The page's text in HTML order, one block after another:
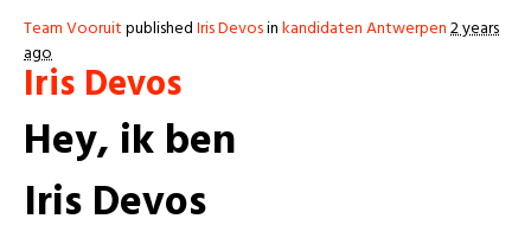
Team VooruitpublishedIris Devosinkandidaten Antwerpen2 years
ago
Iris Devos
Hey, ik ben
Iris Devos